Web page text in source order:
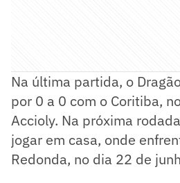
Na última partida, o
por 0 a 0 com o Coritiba,
Accioly. Na próxima
jogar em casa, onde
Redonda, no dia 22 de